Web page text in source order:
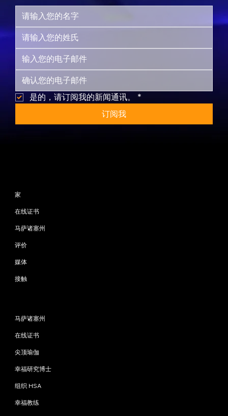
是的，请订阅我的新闻通讯。
*
订阅我
家
在线证书
马萨诸塞州
评价
媒体
接触
马萨诸塞州
在线证书
尖顶瑜伽
幸福研究博士
组织 HSA
幸福教练